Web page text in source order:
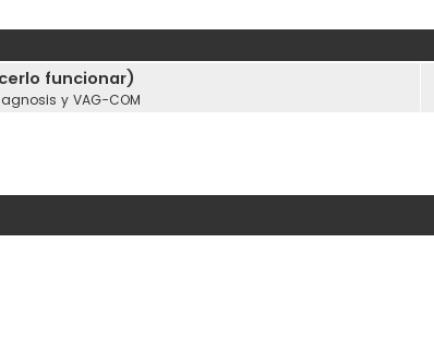
funcionar)
y VAG-COM